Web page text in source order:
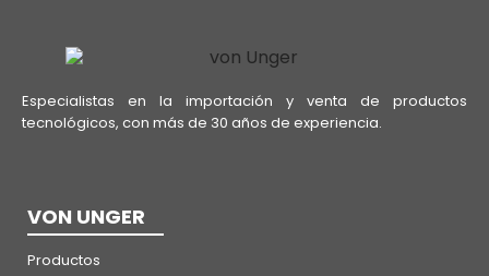
Especialistas en la importación y venta de productos
tecnológicos, con más de 30 años de experiencia.
VON UNGER
Productos